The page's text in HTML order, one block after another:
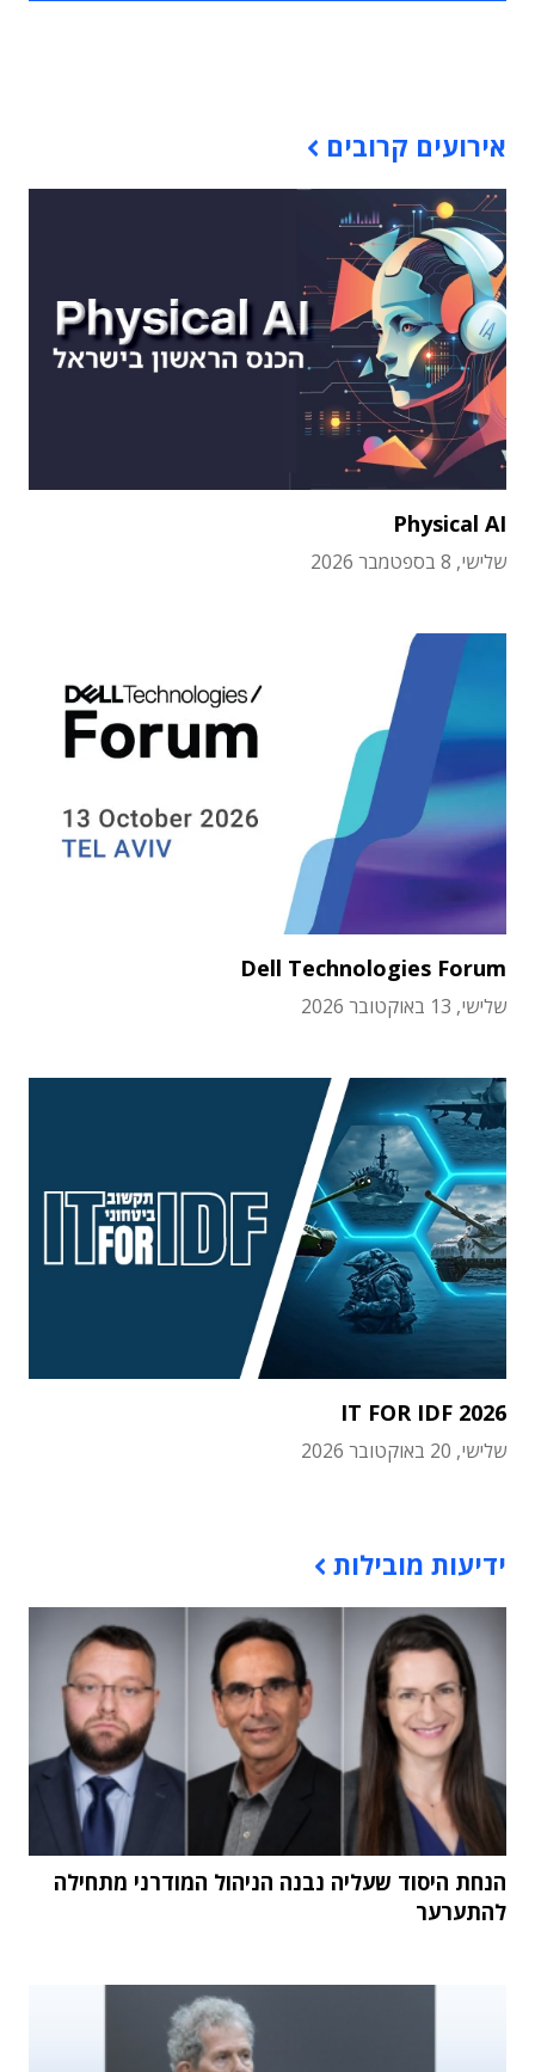
אירועים קרובים
Physical AI
שלישי, 8 בספטמבר 2026
Dell Technologies Forum
שלישי, 13 באוקטובר 2026
IT FOR IDF 2026
שלישי, 20 באוקטובר 2026
ידיעות מובילות
הנחת היסוד שעליה נבנה הניהול המודרני מתחילה
להתערער